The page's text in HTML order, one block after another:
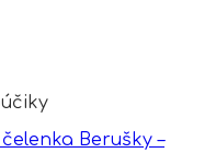
Berušky –